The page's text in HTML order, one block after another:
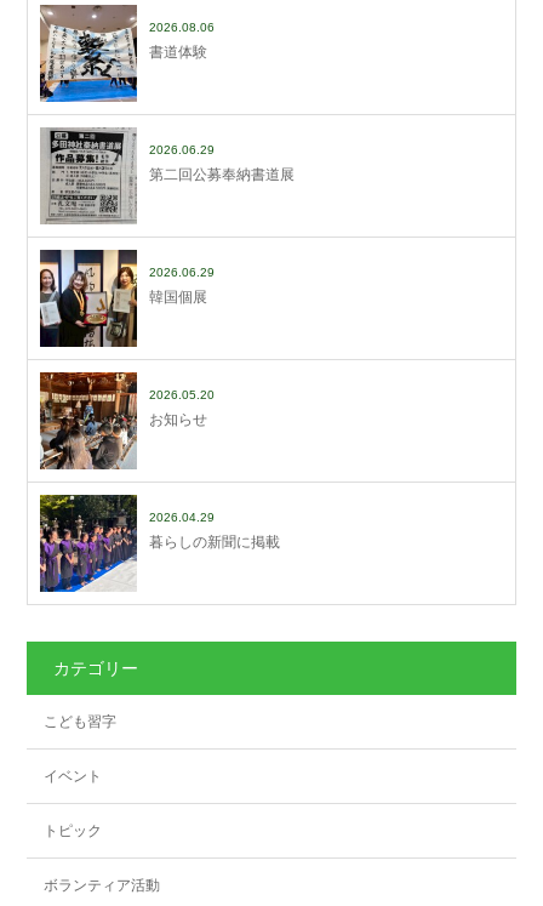
2026.08.06
書道体験
2026.06.29
第二回公募奉納書道展
2026.06.29
韓国個展
2026.05.20
お知らせ
2026.04.29
暮らしの新聞に掲載
カテゴリー
こども習字
イベント
トピック
ボランティア活動